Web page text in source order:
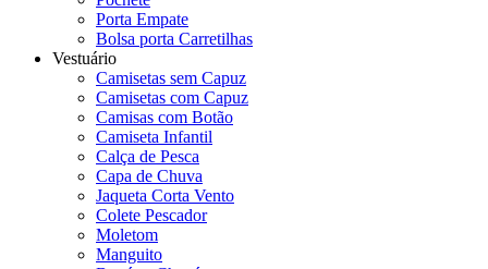
Porta Empate
Bolsa porta Carretilhas
Vestuário
Camisetas sem Capuz
Camisetas com Capuz
Camisas com Botão
Camiseta Infantil
Calça de Pesca
Capa de Chuva
Jaqueta Corta Vento
Colete Pescador
Moletom
Manguito